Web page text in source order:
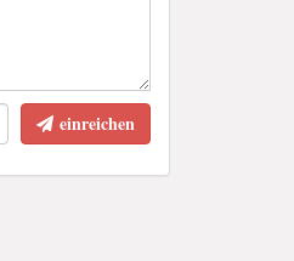
einreichen